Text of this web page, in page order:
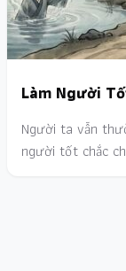
Làm Người
Người ta vẫn
người tốt chắc